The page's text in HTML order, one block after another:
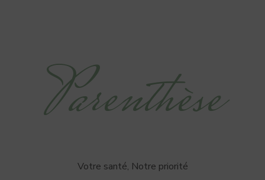
Parenthèse
Votre santé, Notre priorité